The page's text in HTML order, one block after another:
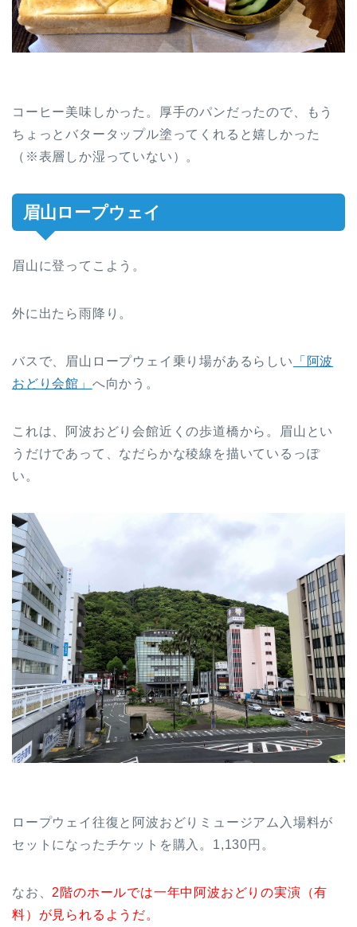
コーヒー美味しかった。厚手のパンだったので、もう
ちょっとバタータップル塗ってくれると嬉しかった
（※表層しか湿っていない）。
眉山ロープウェイ
眉山に登ってこよう。
外に出たら雨降り。
バスで、眉山ロープウェイ乗り場があるらしい
「阿波
おどり会館」 へ向かう。
これは、阿波おどり会館近くの歩道橋から。眉山とい
うだけであって、なだらかな稜線を描いているっぽ
い。
ロープウェイ往復と阿波おどりミュージアム入場料が
セットになったチケットを購入。1,130円。
なお、 2階のホールでは一年中阿波おどりの実演（有
料）が見られるようだ。